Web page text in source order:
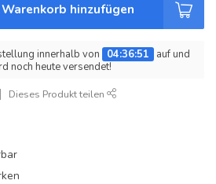
hinzufügen
innerhalb von 04:36:51
auf und
noch heute versendet!
Dieses Produkt teilen